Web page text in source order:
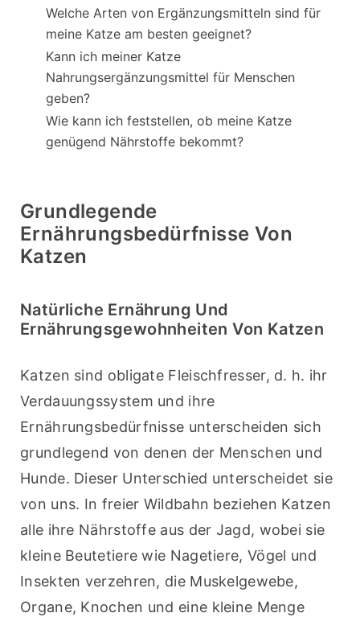
Welche Arten von Ergänzungsmitteln sind für
meine Katze am besten geeignet?
Kann ich meiner Katze
Nahrungsergänzungsmittel für Menschen
geben?
Wie kann ich feststellen, ob meine Katze
genügend Nährstoffe bekommt?
Grundlegende
Ernährungsbedürfnisse Von
Katzen
Natürliche Ernährung Und
Ernährungsgewohnheiten Von Katzen
Katzen sind obligate Fleischfresser, d. h. ihr
Verdauungssystem und ihre
Ernährungsbedürfnisse unterscheiden sich
grundlegend von denen der Menschen und
Hunde. Dieser Unterschied unterscheidet sie
von uns. In freier Wildbahn beziehen Katzen
alle ihre Nährstoffe aus der Jagd, wobei sie
kleine Beutetiere wie Nagetiere, Vögel und
Insekten verzehren, die Muskelgewebe,
Organe, Knochen und eine kleine Menge